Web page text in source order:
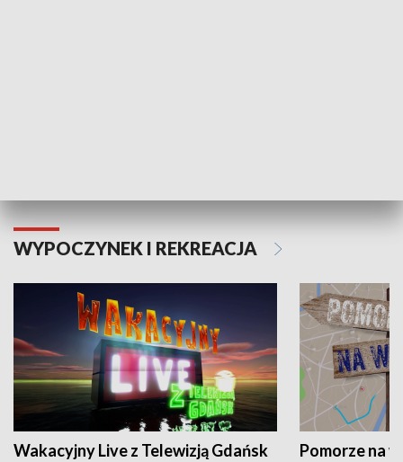
WYPOCZYNEK I REKREACJA
Wakacyjny Live z Telewizją Gdańsk Pomorze na